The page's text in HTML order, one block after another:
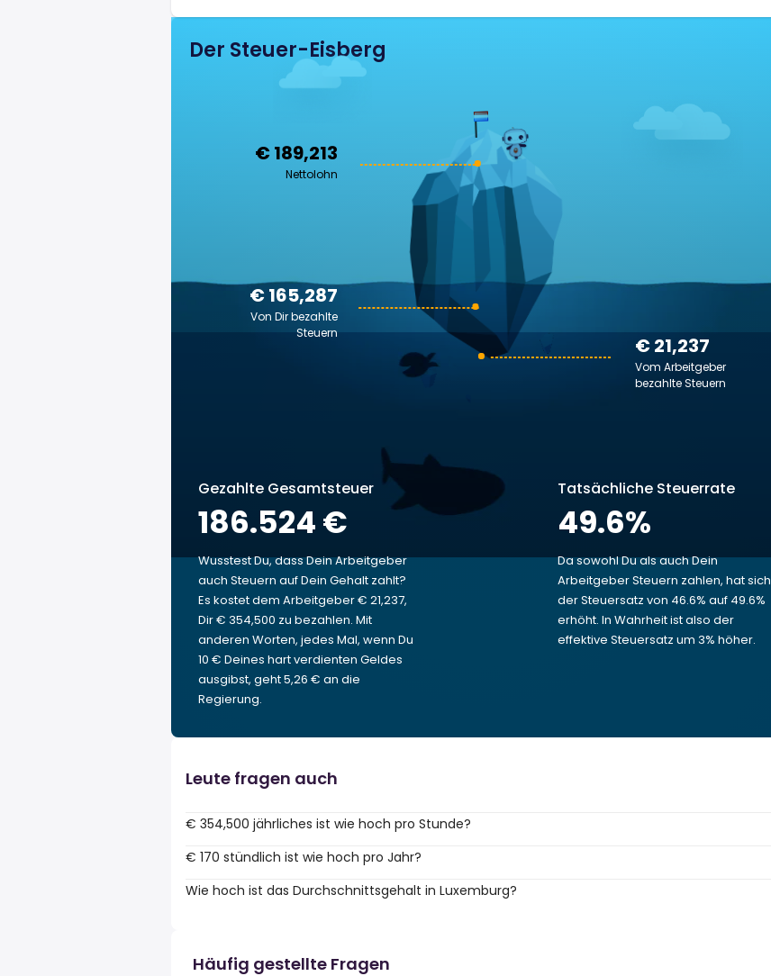
Der Steuer-Eisberg
€ 189,213
Nettolohn
€ 21,237
Vom Arbeitgeber
bezahlte Steuern
€ 165,287
Von Dir bezahlte
Steuern
Gezahlte Gesamtsteuer
186.524 €
Wusstest Du, dass Dein Arbeitgeber
auch Steuern auf Dein Gehalt zahlt?
Es kostet dem Arbeitgeber € 21,237,
Dir € 354,500 zu bezahlen. Mit
anderen Worten, jedes Mal, wenn Du
10 € Deines hart verdienten Geldes
ausgibst, geht 5,26 € an die
Regierung.
Tatsächliche Steuerrate
49.6%
Da sowohl Du als auch Dein
Arbeitgeber Steuern zahlen, hat sich
der Steuersatz von 46.6% auf 49.6%
erhöht. In Wahrheit ist also der
effektive Steuersatz um 3% höher.
Leute fragen auch
€ 354,500 jährliches ist wie hoch pro Stunde?
€ 170 stündlich ist wie hoch pro Jahr?
Wie hoch ist das Durchschnittsgehalt in Luxemburg?
Häufig gestellte Fragen